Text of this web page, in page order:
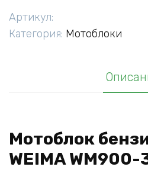
3,
Артикул:
Категория: Мотоблоки
Мотоблок
WEIMA WM900-